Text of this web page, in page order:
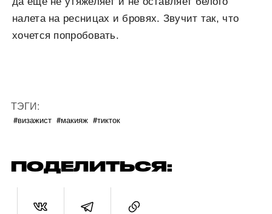
налета на ресницах и бровях. Звучит так, что
хочется попробовать.
ТЭГИ:
#визажист #макияж #тикток
ПОДЕЛИТЬСЯ: